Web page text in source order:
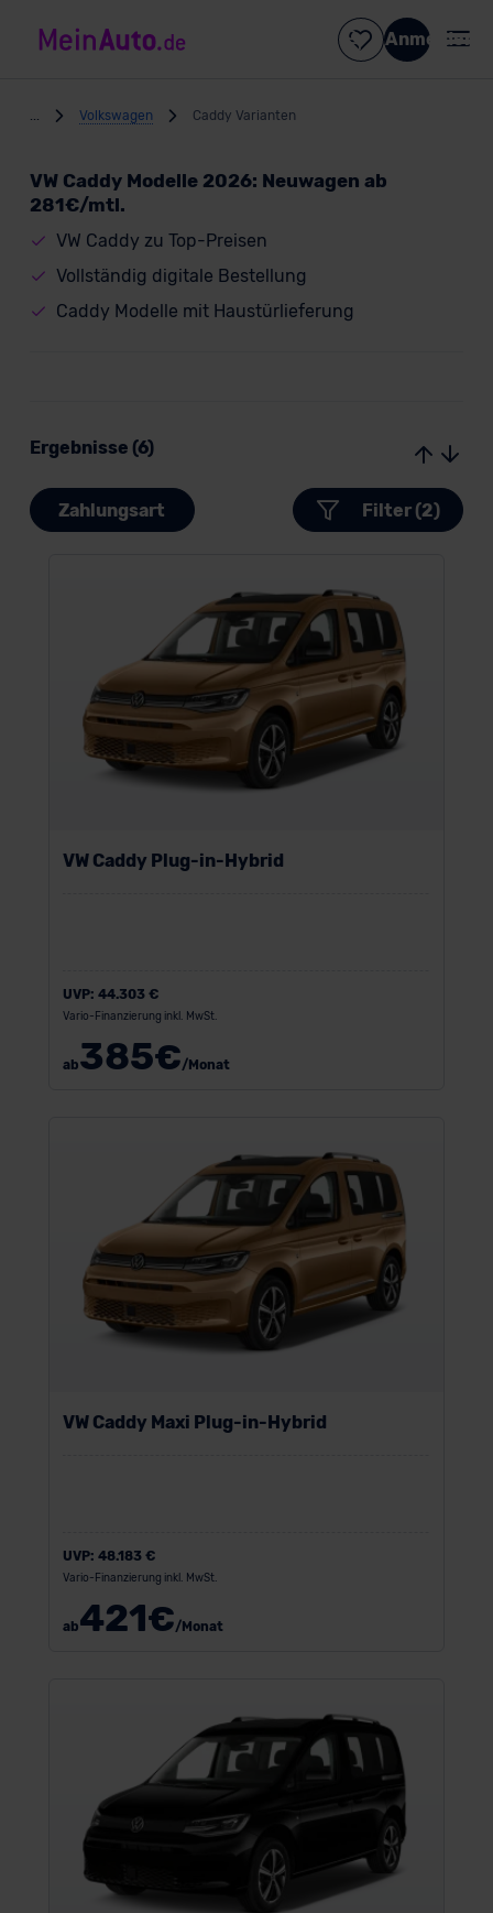
Anmelden
Volkswagen Caddy Varianten
VW Caddy Modelle 2026: Neuwagen ab
281€/mtl.
VW Caddy zu Top-Preisen
Vollständig digitale Bestellung
Caddy Modelle mit Haustürlieferung
Ergebnisse (6)
Zahlungsart Filter (2)
VW Caddy Plug-in-Hybrid
UVP: 44.303 €
Vario-Finanzierung inkl. MwSt.
ab385€/Monat
VW Caddy Maxi Plug-in-Hybrid
UVP: 48.183 €
Vario-Finanzierung inkl. MwSt.
ab421€/Monat